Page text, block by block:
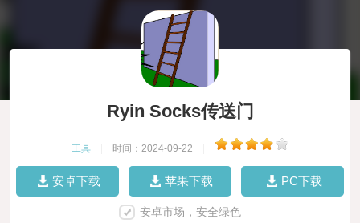
Ryin Socks传送门
工具 时间：2024-09-22
安卓下载 苹果下载 PC下载
安卓市场，安全绿色